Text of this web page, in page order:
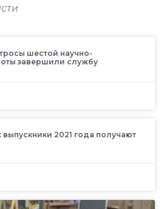
шестой научно-
завершили службу
2021 года получают